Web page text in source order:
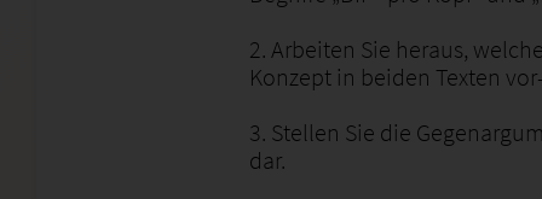
2. Arbeiten Sie heraus,
Konzept in beiden Texten
3. Stellen Sie die
dar.